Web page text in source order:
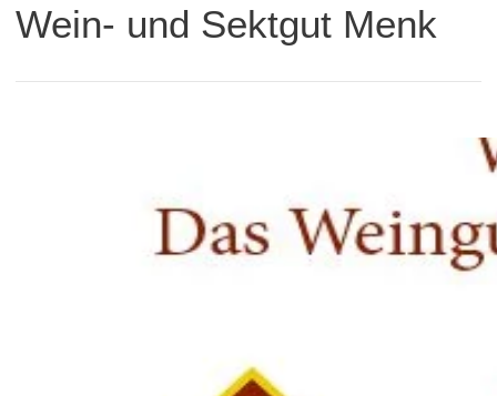
Wein- und Sektgut Menk